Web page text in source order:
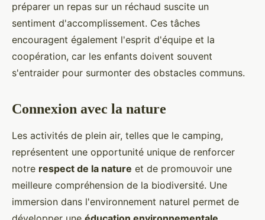
préparer un repas sur un réchaud suscite un
sentiment d'accomplissement. Ces tâches
encouragent également l'esprit d'équipe et la
coopération, car les enfants doivent souvent
s'entraider pour surmonter des obstacles communs.
Connexion avec la nature
Les activités de plein air, telles que le camping,
représentent une opportunité unique de renforcer
notre respect de la nature et de promouvoir une
meilleure compréhension de la biodiversité. Une
immersion dans l'environnement naturel permet de